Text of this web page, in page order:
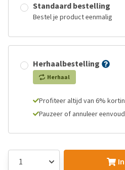
Standaard bestelling
Bestel je product eenmalig
Herhaalbestelling
Herhaal
Profiteer altijd van 6%
Pauzeer of annuleer